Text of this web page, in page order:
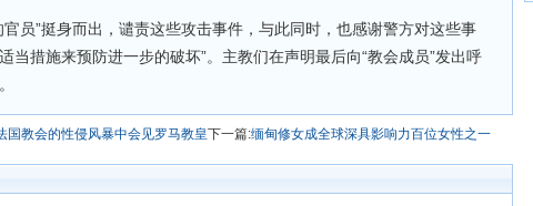
官员”挺身而出，谴责这些攻击事件，与此同时，也感谢警方对这些事
当措施来预防进一步的破坏”。主教们在声明最后向“教会成员”发出呼
国教会的性侵风暴中会见罗马教皇下一篇:缅甸修女成全球深具影响力百位女性之一